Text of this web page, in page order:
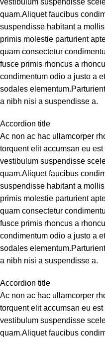
quam.Aliquet faucibus
suspendisse habitant a
primis molestie parturient
quam consectetur
fusce primis rhoncus a
condimentum odio a justo a
sodales
a nibh nisi a suspendisse a.
Accordion title
Ac non ac hac ullamcorper
torquent elit accumsan eu
vestibulum suspendisse
quam.Aliquet faucibus
suspendisse habitant a
primis molestie parturient
quam consectetur
fusce primis rhoncus a
condimentum odio a justo a
sodales
a nibh nisi a suspendisse a.
Accordion title
Ac non ac hac ullamcorper
torquent elit accumsan eu
vestibulum suspendisse
quam.Aliquet faucibus